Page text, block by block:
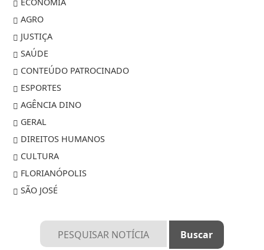
AGRO
JUSTIÇA
SAÚDE
CONTEÚDO PATROCINADO
ESPORTES
AGÊNCIA DINO
GERAL
DIREITOS HUMANOS
CULTURA
FLORIANÓPOLIS
SÃO JOSÉ